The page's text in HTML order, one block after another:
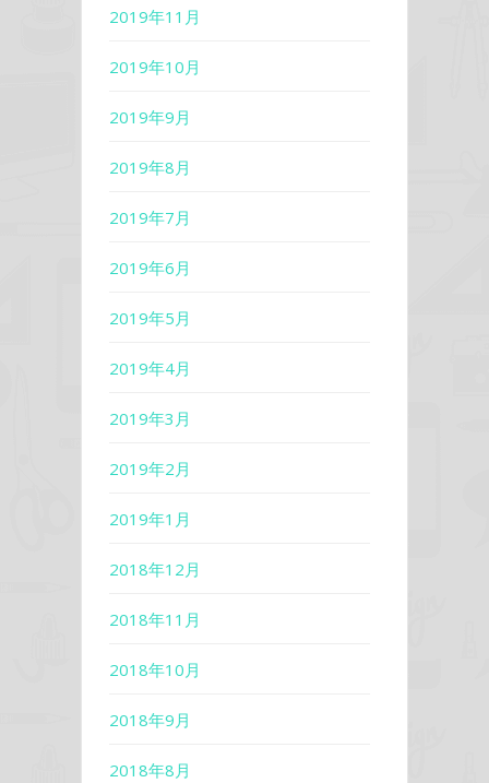
2019年11月
2019年10月
2019年9月
2019年8月
2019年7月
2019年6月
2019年5月
2019年4月
2019年3月
2019年2月
2019年1月
2018年12月
2018年11月
2018年10月
2018年9月
2018年8月